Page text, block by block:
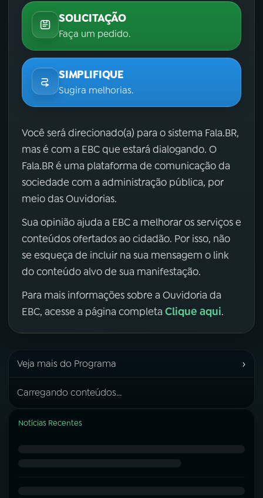
SOLICITAÇÃO
Faça um pedido.
SIMPLIFIQUE
Sugira melhorias.
Você será direcionado(a) para o sistema Fala.BR,
mas é com a EBC que estará dialogando. O
Fala.BR é uma plataforma de comunicação da
sociedade com a administração pública, por
meio das Ouvidorias.
Sua opinião ajuda a EBC a melhorar os serviços e
conteúdos ofertados ao cidadão. Por isso, não
se esqueça de incluir na sua mensagem o link
do conteúdo alvo de sua manifestação.
Para mais informações sobre a Ouvidoria da
EBC, acesse a página completa Clique aqui.
Veja mais do Programa ›
Carregando conteúdos...
Notícias Recentes